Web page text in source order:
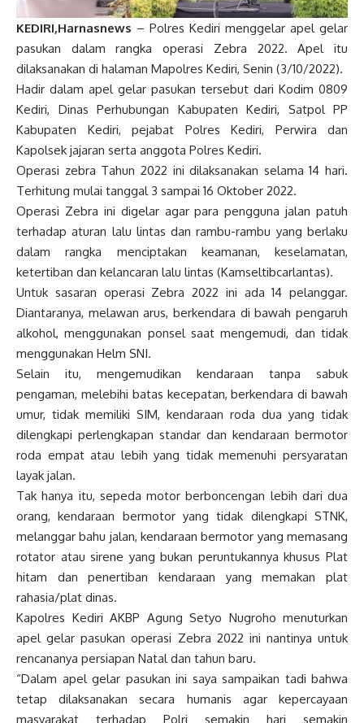
KEDIRI,Harnasnews – Polres Kediri menggelar apel gelar
pasukan dalam rangka operasi Zebra 2022. Apel itu
dilaksanakan di halaman Mapolres Kediri, Senin (3/10/2022).
Hadir dalam apel gelar pasukan tersebut dari Kodim 0809
Kediri, Dinas Perhubungan Kabupaten Kediri, Satpol PP
Kabupaten Kediri, pejabat Polres Kediri, Perwira dan
Kapolsek jajaran serta anggota Polres Kediri.
Operasi zebra Tahun 2022 ini dilaksanakan selama 14 hari.
Terhitung mulai tanggal 3 sampai 16 Oktober 2022.
Operasi Zebra ini digelar agar para pengguna jalan patuh
terhadap aturan lalu lintas dan rambu-rambu yang berlaku
dalam rangka menciptakan keamanan, keselamatan,
ketertiban dan kelancaran lalu lintas (Kamseltibcarlantas).
Untuk sasaran operasi Zebra 2022 ini ada 14 pelanggar.
Diantaranya, melawan arus, berkendara di bawah pengaruh
alkohol, menggunakan ponsel saat mengemudi, dan tidak
menggunakan Helm SNI.
Selain itu, mengemudikan kendaraan tanpa sabuk
pengaman, melebihi batas kecepatan, berkendara di bawah
umur, tidak memiliki SIM, kendaraan roda dua yang tidak
dilengkapi perlengkapan standar dan kendaraan bermotor
roda empat atau lebih yang tidak memenuhi persyaratan
layak jalan.
Tak hanya itu, sepeda motor berboncengan lebih dari dua
orang, kendaraan bermotor yang tidak dilengkapi STNK,
melanggar bahu jalan, kendaraan bermotor yang memasang
rotator atau sirene yang bukan peruntukannya khusus Plat
hitam dan penertiban kendaraan yang memakan plat
rahasia/plat dinas.
Kapolres Kediri AKBP Agung Setyo Nugroho menuturkan
apel gelar pasukan operasi Zebra 2022 ini nantinya untuk
rencananya persiapan Natal dan tahun baru.
“Dalam apel gelar pasukan ini saya sampaikan tadi bahwa
tetap dilaksanakan secara humanis agar kepercayaan
masyarakat terhadap Polri semakin hari semakin